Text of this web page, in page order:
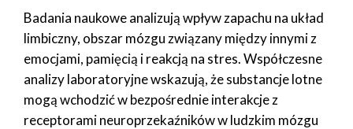
Badania naukowe analizują wpływ zapachu na układ
limbiczny, obszar mózgu związany między innymi z
emocjami, pamięcią i reakcją na stres. Współczesne
analizy laboratoryjne wskazują, że substancje lotne
mogą wchodzić w bezpośrednie interakcje z
receptorami neuroprzekaźników w ludzkim mózgu